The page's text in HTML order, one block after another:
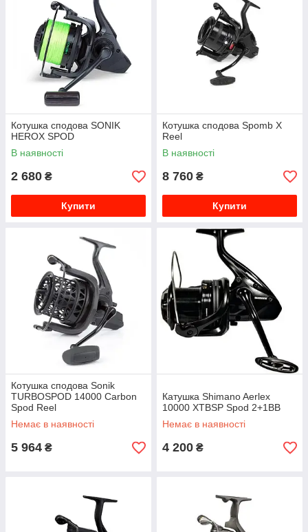
Котушка сподова SONIK
HEROX SPOD
В наявності
2 680 ₴
Купити
Котушка сподова Spomb X
Reel
В наявності
8 760 ₴
Купити
Котушка сподова Sonik
TURBOSPOD 14000 Carbon
Spod Reel
Немає в наявності
5 964 ₴
Катушка Shimano Aerlex
10000 XTBSP Spod 2+1BB
Немає в наявності
4 200 ₴